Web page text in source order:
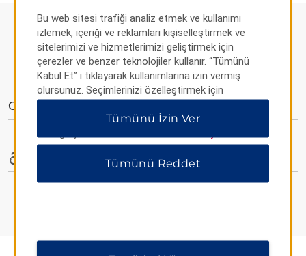
OLANAKLAR
Otel Olanakları
Engellilere Özel Olanaklar
Bu web sitesi trafiği analiz etmek ve kullanımı
izlemek, içeriği ve reklamları kişiselleştirmek ve
sitelerimizi ve hizmetlerimizi geliştirmek için
çerezler ve benzer teknolojiler kullanır. “Tümünü
Kabul Et” i tıklayarak kullanımlarına izin vermiş
olursunuz. Seçimlerinizi özelleştirmek için
“Tercihleri Yönet” veya yalnızca gerekli çerezlere
izin vermek için “Tümünü Reddet” i tıklayabilirsiniz.
Tümünü İzin Ver
Tümünü Reddet